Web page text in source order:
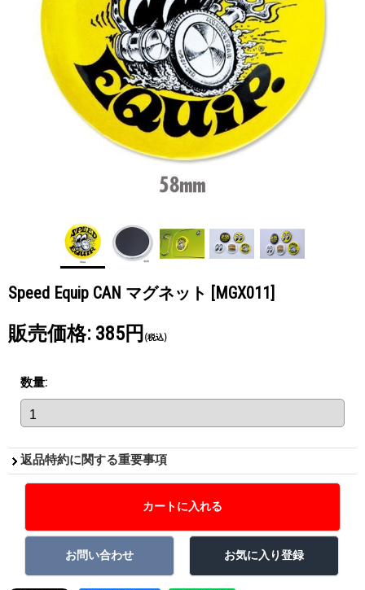
Speed Equip CAN マグネット [MGX011]
販売価格: 385円 (税込)
数量:
返品特約に関する重要事項